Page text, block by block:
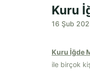
Kuru
16 Şub
Kuru İğde
ile birçok